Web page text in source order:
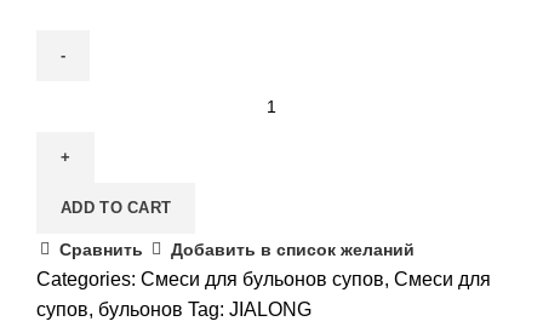
концентрированный
(Китай)
1кг
quantity
ADD TO CART
Сравнить Добавить в список желаний
Categories: Смеси для бульонов супов, Смеси для
супов, бульонов Tag: JIALONG